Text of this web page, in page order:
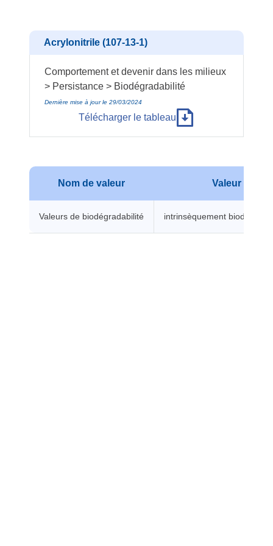
Acrylonitrile (107-13-1)
Comportement et devenir dans les milieux
> Persistance > Biodégradabilité
Dernière mise à jour le 29/03/2024
Télécharger le tableau
Nom de valeur Valeur
Valeurs de biodégradabilité intrinsèquement